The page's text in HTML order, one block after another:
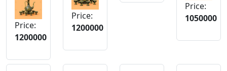
Price:
1200000
Price:
1200000
Price:
1050000